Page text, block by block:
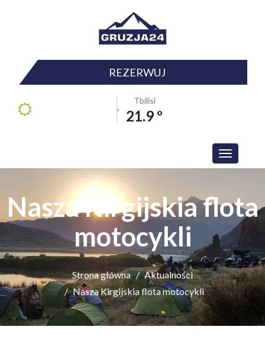
REZERWUJ
Tbilisi
21.9 º
Toggle
navigation
Nasza Kirgijskia flota
motocykli
Strona główna
Aktualności
Nasza Kirgijskia flota motocykli